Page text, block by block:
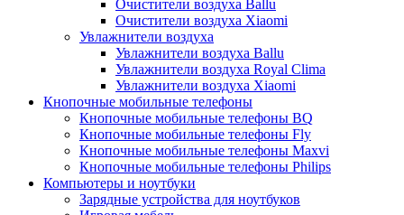
Очистители воздуха Ballu
Очистители воздуха Xiaomi
Увлажнители воздуха
Увлажнители воздуха Ballu
Увлажнители воздуха Royal Clima
Увлажнители воздуха Xiaomi
Кнопочные мобильные телефоны
Кнопочные мобильные телефоны BQ
Кнопочные мобильные телефоны Fly
Кнопочные мобильные телефоны Maxvi
Кнопочные мобильные телефоны Philips
Компьютеры и ноутбуки
Зарядные устройства для ноутбуков